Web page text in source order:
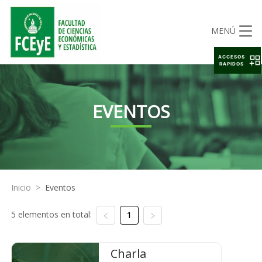
MENÚ
EVENTOS
Inicio > Eventos
5 elementos en total: 1
Charla
ACCESOS
RAPIDOS